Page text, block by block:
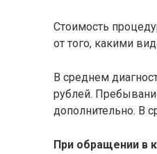
Стоимость
от того, какими
В среднем
рублей.
дополнительно. В
При обращении в